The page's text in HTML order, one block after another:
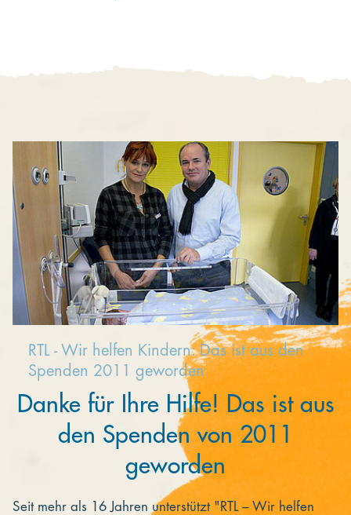
Videothek
Organisationen
Unternehmen
RTL - Wir helfen Kindern: Das ist aus den
Spenden 2011 geworden
Danke für Ihre Hilfe! Das ist aus
den Spenden von 2011
geworden
Seit mehr als 16 Jahren unterstützt "RTL – Wir helfen